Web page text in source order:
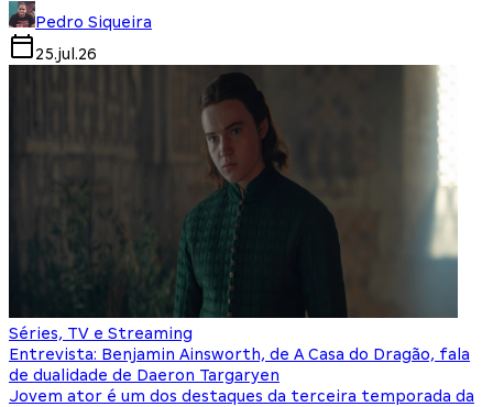
Pedro Siqueira
25.jul.26
Séries, TV e Streaming
Entrevista: Benjamin Ainsworth, de A Casa do Dragão, fala
de dualidade de Daeron Targaryen
Jovem ator é um dos destaques da terceira temporada da